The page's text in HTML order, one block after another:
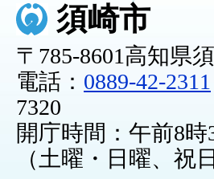
須崎市
〒785-8601高知県
電話： 0889-42-2311
7320
開庁時間：午前8
（土曜・日曜、祝